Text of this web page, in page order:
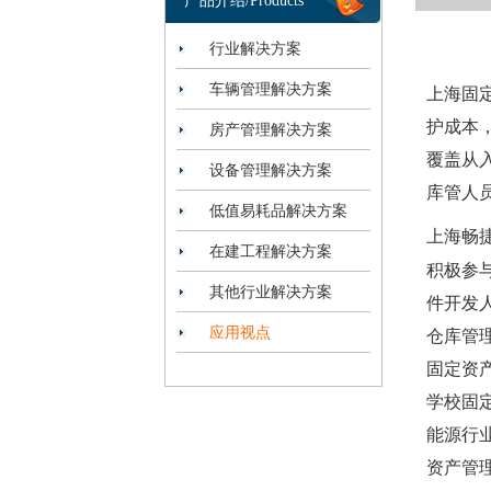
行业解决方案
车辆管理解决方案
房产管理解决方案
设备管理解决方案
低值易耗品解决方案
在建工程解决方案
其他行业解决方案
应用视点
上海
护成本
覆盖从
库管人
上海畅
积极参
件开发
仓库管
固定资
学校固
能源行
资产管